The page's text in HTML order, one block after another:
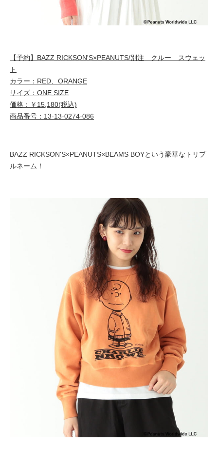
【予約】BAZZ RICKSON'S×PEANUTS/別注 クルー スウェッ
ト
カラー：RED、ORANGE
サイズ：ONE SIZE
価格：￥15,180(税込)
商品番号：13-13-0274-086
BAZZ RICKSON'S×PEANUTS×BEAMS BOYという豪華なトリプ
ルネーム！